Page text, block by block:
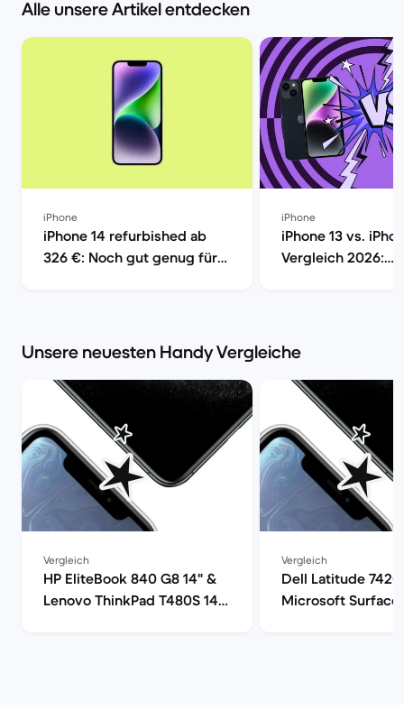
Alle unsere Artikel entdecken
iPhone
iPhone 14 refurbished ab
326 €: Noch gut genug für
iPhone
iPhone 13 vs.
Vergleich 2026:
Unsere neuesten Handy Vergleiche
Vergleich
HP EliteBook 840 G8 14" &
Lenovo ThinkPad T480S 14"
Vergleich
Dell Latitude 7420
Microsoft Surface